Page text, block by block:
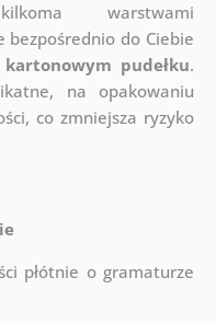
warstwami
bezpośrednio do Ciebie
kartonowym pudełku.
na opakowaniu
co zmniejsza ryzyko
płótnie o gramaturze